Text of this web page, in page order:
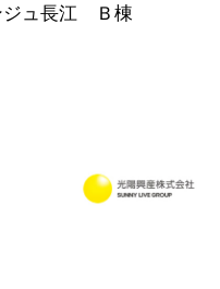
ジュ長江 Ｂ棟